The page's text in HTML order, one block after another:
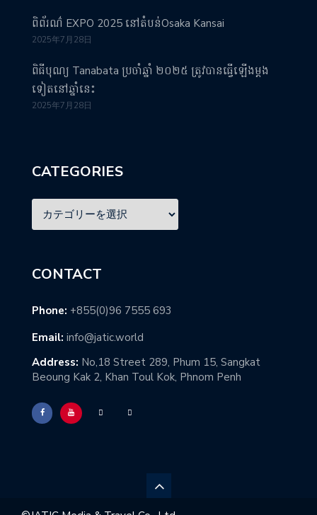
ពិព័រណ៌ EXPO 2025 នៅតំបន់Osaka Kansai
2025年7月28日
ពិធីបុណ្យ Tanabata ប្រចាំឆ្នាំ ២០២៥ ត្រូវបានធ្វើឡើងម្តង
ទៀតនៅឆ្នាំនេះ
2025年7月28日
CATEGORIES
CONTACT
Phone: +855(0)96 7555 693
Email: info@jatic.world
Address: No,18 Street 289, Phum 15, Sangkat
Beoung Kak 2, Khan Toul Kok, Phnom Penh